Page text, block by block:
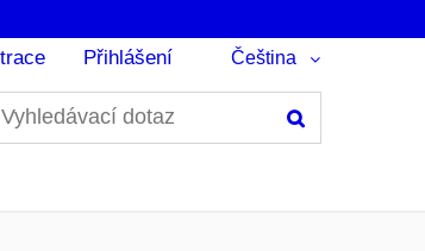
Přihlášení Čeština